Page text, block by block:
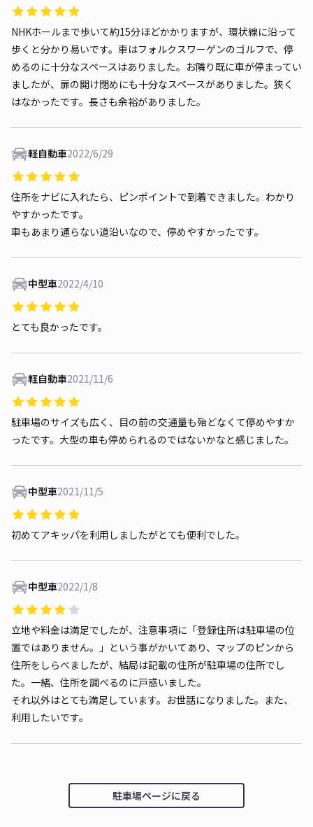
NHKホールまで歩いて約15分ほどかかりますが、環状線に沿って
歩くと分かり易いです。車はフォルクスワーゲンのゴルフで、停
めるのに十分なスペースはありました。お隣り既に車が停まってい
ましたが、扉の開け閉めにも十分なスペースがありました。狭く
はなかったです。長さも余裕がありました。
軽自動車2022/6/29
住所をナビに入れたら、ピンポイントで到着できました。わかり
やすかったです。
車もあまり通らない道沿いなので、停めやすかったです。
中型車2022/4/10
とても良かったです。
軽自動車2021/11/6
駐車場のサイズも広く、目の前の交通量も殆どなくて停めやすか
ったです。大型の車も停められるのではないかなと感じました。
中型車2021/11/5
初めてアキッパを利用しましたがとても便利でした。
中型車2022/1/8
立地や料金は満足でしたが、注意事項に「登録住所は駐車場の位
置ではありません。」という事がかいてあり、マップのピンから
住所をしらべましたが、結局は記載の住所が駐車場の住所でし
た。一緒、住所を調べるのに戸惑いました。
それ以外はとても満足しています。お世話になりました。また、
利用したいです。
駐車場ページに戻る